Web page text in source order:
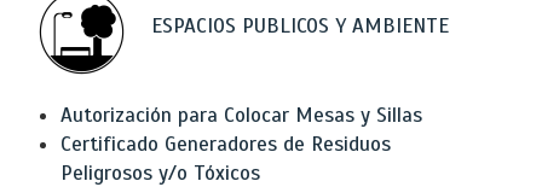
ESPACIOS PUBLICOS Y AMBIENTE
Autorización para Colocar Mesas y Sillas
Certificado Generadores de Residuos
Peligrosos y/o Tóxicos